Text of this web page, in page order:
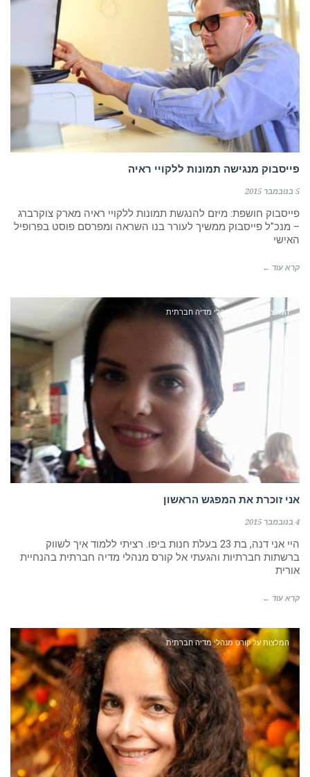
פייסבוק מנגישה תמונות ללקויי ראיה
5 בנובמבר 2015
פייסבוק חושפת: מיזם להנגשת תמונות ללקויי ראיה מארק צוקרברג
– מנכ"ל פייסבוק ממשיך לעורר בנו השראה ומפרסם פוסט בפרופיל
האישי
קרא עוד ←
המלצות על קורס מנהלי מדיה חברתית
אני זוכרת את המפגש הראשון
4 בנובמבר 2015
היי אני דנה, בת 23 בעלת חנות ביפו. רציתי ללמוד איך לשווק
ברשתות חברתיות והגעתי אל קורס מנהלי מדיה חברתית בהנחיית
אורית
קרא עוד ←
המלצות על קורס מנהלי מדיה חברתית